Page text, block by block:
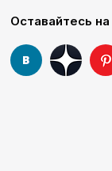
Оставайтесь на